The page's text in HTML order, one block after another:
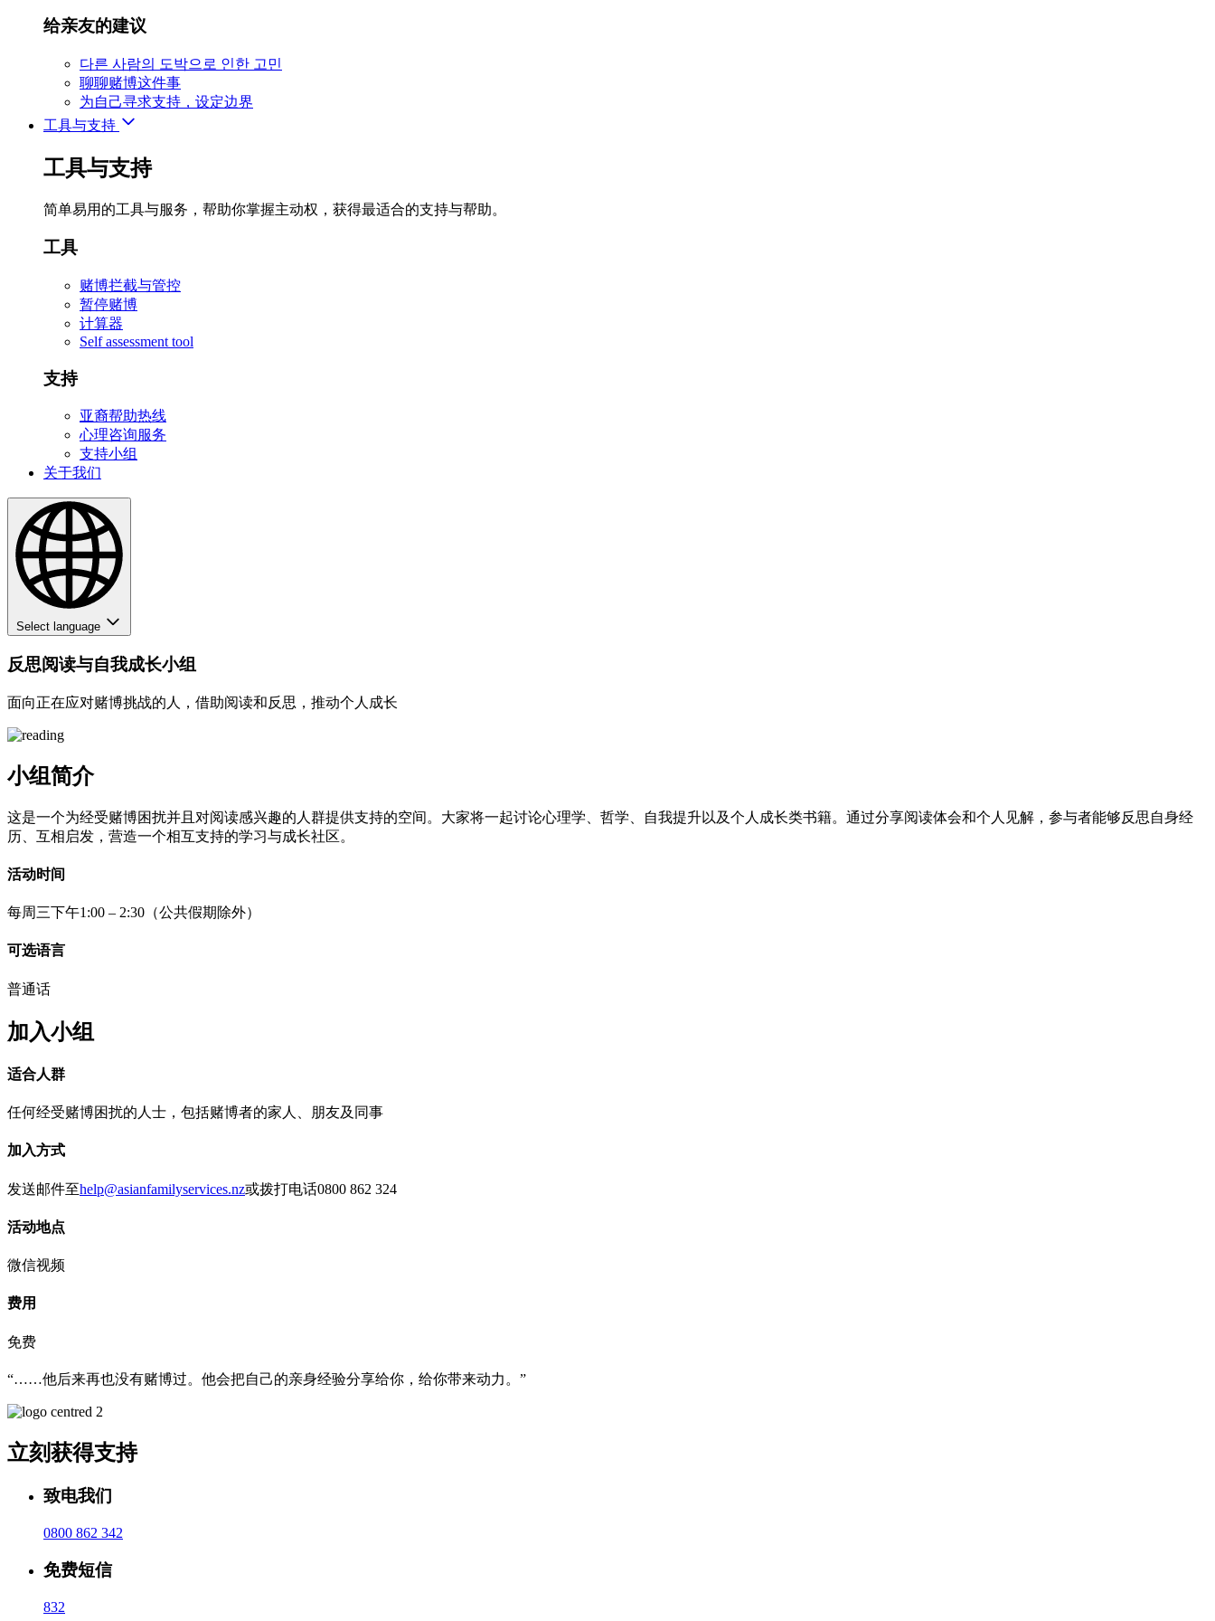
给亲友的建议
다른 사람의 도박으로 인한 고민
聊聊赌博这件事
为自己寻求支持，设定边界
工具与支持
工具与支持
简单易用的工具与服务，帮助你掌握主动权，获得最适合的支持与帮助。
工具
赌博拦截与管控
暂停赌博
计算器
Self assessment tool
支持
亚裔帮助热线
心理咨询服务
支持小组
关于我们
Select language
反思阅读与自我成长小组
面向正在应对赌博挑战的人，借助阅读和反思，推动个人成长
小组简介
这是一个为经受赌博困扰并且对阅读感兴趣的人群提供支持的空间。大家将一起讨论心理学、哲学、自我提升以及个人成长类书籍。通过分享阅读体会和个人见解，参与者能够反思自身经
历、互相启发，营造一个相互支持的学习与成长社区。
活动时间
每周三下午1:00 – 2:30（公共假期除外）
可选语言
普通话
加入小组
适合人群
任何经受赌博困扰的人士，包括赌博者的家人、朋友及同事
加入方式
发送邮件至help@asianfamilyservices.nz或拨打电话0800 862 324
活动地点
微信视频
费用
免费
“……他后来再也没有赌博过。他会把自己的亲身经验分享给你，给你带来动力。”
立刻获得支持
致电我们
0800 862 342
免费短信
832